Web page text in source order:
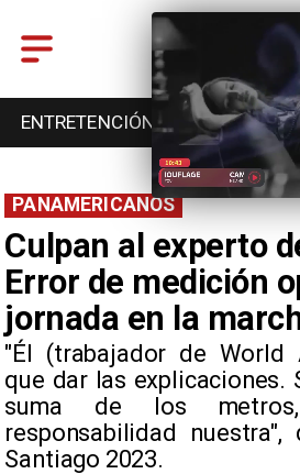
ENTRETENCIÓN DEPORTES
Culpan al experto
Error de medición
jornada en la
"Él (trabajador de World
que dar las explicaciones.
suma de los
responsabilidad
Santiago 2023.
PANAMERICANOS